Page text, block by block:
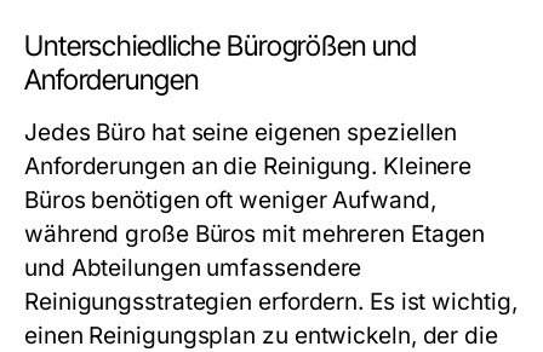
Unterschiedliche Bürogrößen und
Anforderungen
Jedes Büro hat seine eigenen speziellen
Anforderungen an die Reinigung. Kleinere
Büros benötigen oft weniger Aufwand,
während große Büros mit mehreren Etagen
und Abteilungen umfassendere
Reinigungsstrategien erfordern. Es ist wichtig,
einen Reinigungsplan zu entwickeln, der die